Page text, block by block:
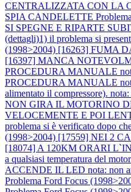
CENTRALIZZATA CON LA
SPIA CANDELETTE
SI SPEGNE E RIPARTE
(dettagli)1) il problema si
(1998>2004) [16263] FUMA
[16397] MANCA
PROCEDURA MANUALE
PROCEDURA MANUALE
alimentato il compressore).
NON GIRA IL MOTORINO
VELOCEMENTE E POI
problema si è verificato dopo
(1998>2004) [17559] NEI 2
[18074] A 120KM ORARI
a qualsiasi temperatura del
ACCENDE IL LED nota: non
Problema Ford Focus